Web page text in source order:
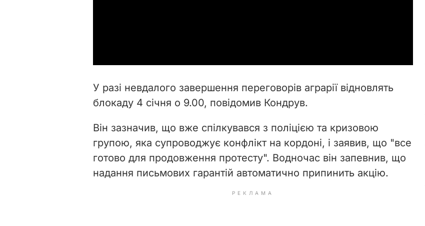
i
d
e
o
У разі невдалого завершення переговорів аграрії відновлять
блокаду 4 січня о 9.00, повідомив Кондрув.
Він зазначив, що вже спілкувався з поліцією та кризовою
групою, яка супроводжує конфлікт на кордоні, і заявив, що "все
готово для продовження протесту". Водночас він запевнив, що
надання письмових гарантій автоматично припинить акцію.
РЕКЛАМА